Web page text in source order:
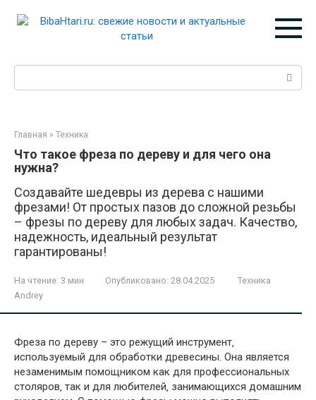
Главная » Техника
Что такое фреза по дереву и для чего она
нужна?
Создавайте шедевры из дерева с нашими
фрезами! От простых пазов до сложной резьбы
– фрезы по дереву для любых задач. Качество,
надежность, идеальный результат
гарантированы!
На чтение: 3 мин Опубликовано: 28.04.2025
Техника
Andrey
Фреза по дереву – это режущий инструмент‚
используемый для обработки древесины. Она является
незаменимым помощником как для профессиональных
столяров‚ так и для любителей‚ занимающихся домашним